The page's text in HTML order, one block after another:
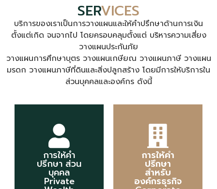
SERVICES
บริการของเราเป็นการวางแผนและให้คำปรึกษาด้านการเงิน
ตั้งแต่เกิด จนจากไป โดยครอบคลุมตั้งแต่ บริหารความเสี่ยง
วางแผนประกันภัย
วางแผนการศึกษาบุตร วางแผนเกษียณ วางแผนภาษี วางแผน
มรดก วางแผนภาษีที่ดินและสิ่งปลูกสร้าง โดยมีการให้บริการใน
ส่วนบุคคลและองค์กร ดังนี้
การให้คำ
ปรึกษา ส่วน
บุคคล
Private
การให้คำ
ปรึกษา
สำหรับ
องค์กรธุรกิจ